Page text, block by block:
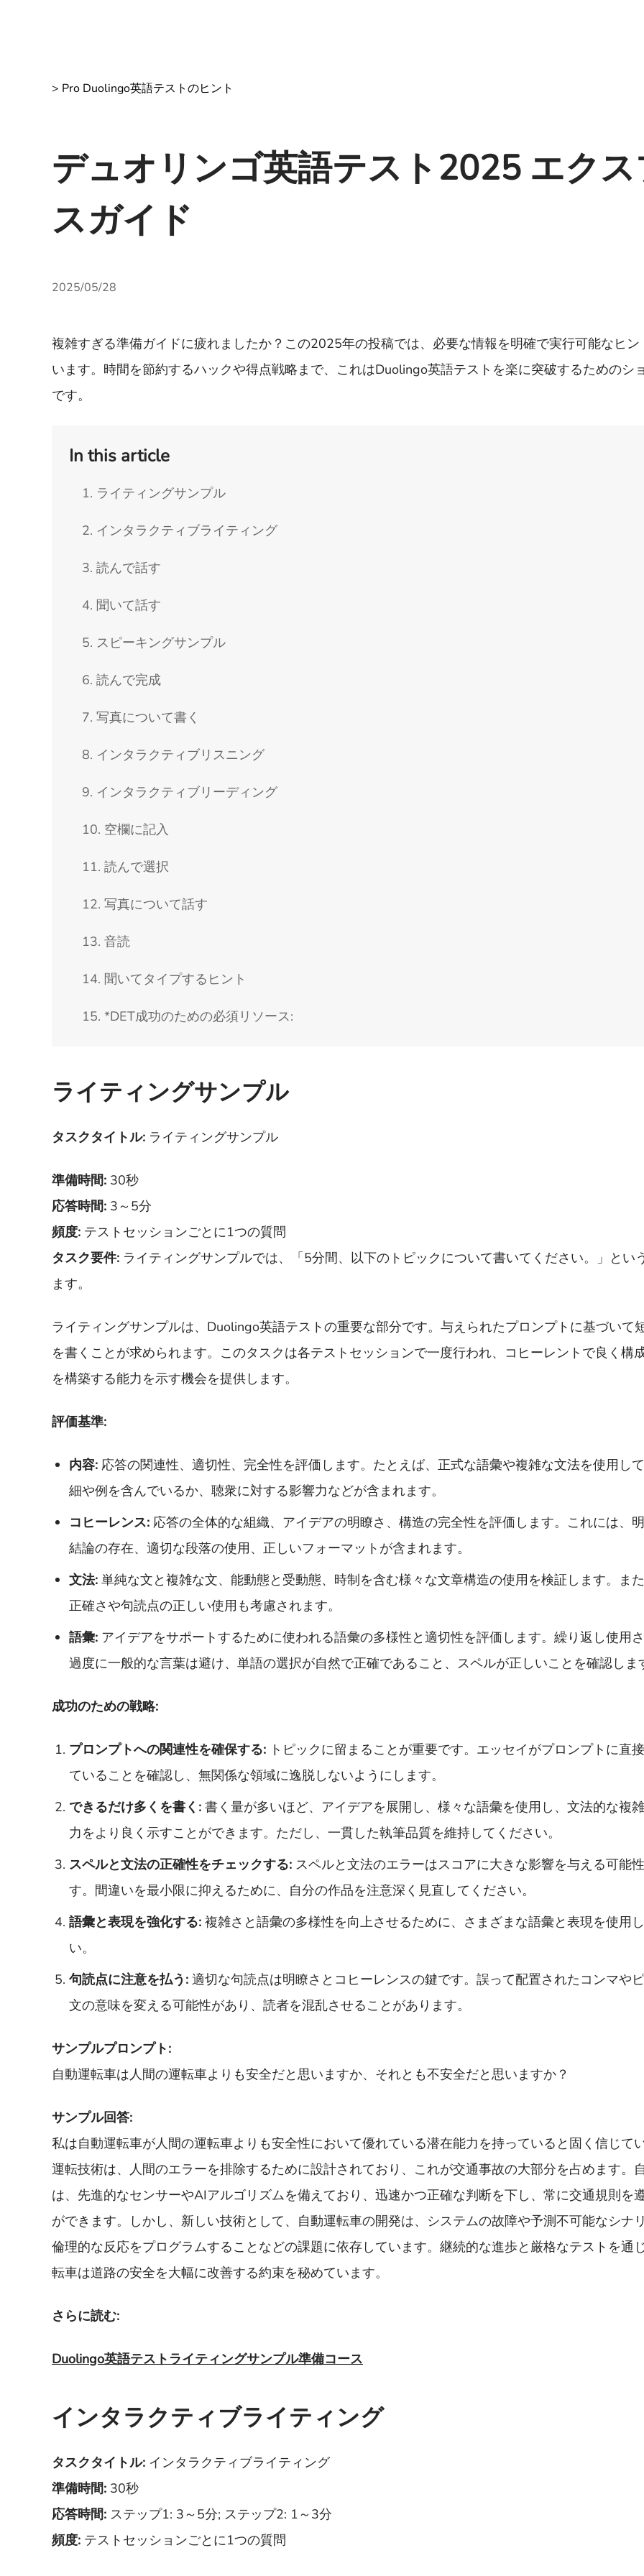
> Pro Duolingo英語テストのヒント
デュオリンゴ英語テスト2025 エクス
スガイド
2025/05/28
複雑すぎる準備ガイドに疲れましたか？この2025年の投稿では、必要な情報を明確で実行可能なヒン
います。時間を節約するハックや得点戦略まで、これはDuolingo英語テストを楽に突破するためのシ
です。
In this article
1. ライティングサンプル
2. インタラクティブライティング
3. 読んで話す
4. 聞いて話す
5. スピーキングサンプル
6. 読んで完成
7. 写真について書く
8. インタラクティブリスニング
9. インタラクティブリーディング
10. 空欄に記入
11. 読んで選択
12. 写真について話す
13. 音読
14. 聞いてタイプするヒント
15. *DET成功のための必須リソース:
ライティングサンプル
タスクタイトル: ライティングサンプル
準備時間: 30秒
応答時間: 3～5分
頻度: テストセッションごとに1つの質問
タスク要件: ライティングサンプルでは、「5分間、以下のトピックについて書いてください。」とい
ます。
ライティングサンプルは、Duolingo英語テストの重要な部分です。与えられたプロンプトに基づいて
を書くことが求められます。このタスクは各テストセッションで一度行われ、コヒーレントで良く構
を構築する能力を示す機会を提供します。
評価基準:
内容: 応答の関連性、適切性、完全性を評価します。たとえば、正式な語彙や複雑な文法を使用し
細や例を含んでいるか、聴衆に対する影響力などが含まれます。
コヒーレンス: 応答の全体的な組織、アイデアの明瞭さ、構造の完全性を評価します。これには、
結論の存在、適切な段落の使用、正しいフォーマットが含まれます。
文法: 単純な文と複雑な文、能動態と受動態、時制を含む様々な文章構造の使用を検証します。ま
正確さや句読点の正しい使用も考慮されます。
語彙: アイデアをサポートするために使われる語彙の多様性と適切性を評価します。繰り返し使用
過度に一般的な言葉は避け、単語の選択が自然で正確であること、スペルが正しいことを確認しま
成功のための戦略:
プロンプトへの関連性を確保する: トピックに留まることが重要です。エッセイがプロンプトに直
ていることを確認し、無関係な領域に逸脱しないようにします。
できるだけ多くを書く: 書く量が多いほど、アイデアを展開し、様々な語彙を使用し、文法的な複
力をより良く示すことができます。ただし、一貫した執筆品質を維持してください。
スペルと文法の正確性をチェックする: スペルと文法のエラーはスコアに大きな影響を与える可能
す。間違いを最小限に抑えるために、自分の作品を注意深く見直してください。
語彙と表現を強化する: 複雑さと語彙の多様性を向上させるために、さまざまな語彙と表現を使用
い。
句読点に注意を払う: 適切な句読点は明瞭さとコヒーレンスの鍵です。誤って配置されたコンマやピ
文の意味を変える可能性があり、読者を混乱させることがあります。
サンプルプロンプト:
自動運転車は人間の運転車よりも安全だと思いますか、それとも不安全だと思いますか？
サンプル回答:
私は自動運転車が人間の運転車よりも安全性において優れている潜在能力を持っていると固く信じて
運転技術は、人間のエラーを排除するために設計されており、これが交通事故の大部分を占めます。
は、先進的なセンサーやAIアルゴリズムを備えており、迅速かつ正確な判断を下し、常に交通規則を
ができます。しかし、新しい技術として、自動運転車の開発は、システムの故障や予測不可能なシナ
倫理的な反応をプログラムすることなどの課題に依存しています。継続的な進歩と厳格なテストを通
転車は道路の安全を大幅に改善する約束を秘めています。
さらに読む:
Duolingo英語テストライティングサンプル準備コース
インタラクティブライティング
タスクタイトル: インタラクティブライティング
準備時間: 30秒
応答時間: ステップ1: 3～5分; ステップ2: 1～3分
頻度: テストセッションごとに1つの質問